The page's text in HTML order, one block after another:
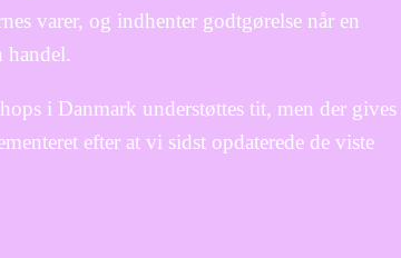
varer, og indhenter godtgørelse når en
handel.
i Danmark understøttes tit, men der gives
efter at vi sidst opdaterede de viste